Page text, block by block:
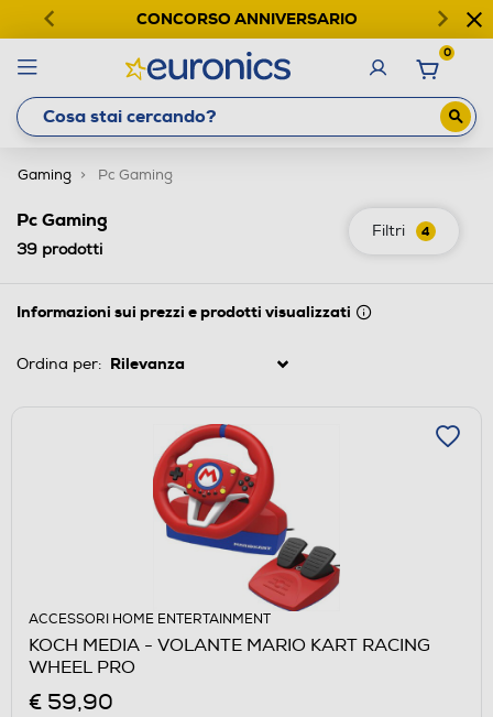
CONCORSO ANNIVERSARIO
0
Gaming Pc Gaming
Filtri 4
Pc Gaming
39 prodotti
Informazioni sui prezzi e prodotti visualizzati
Ordina per:
ACCESSORI HOME ENTERTAINMENT
KOCH MEDIA - VOLANTE MARIO KART RACING
WHEEL PRO
€ 59,90